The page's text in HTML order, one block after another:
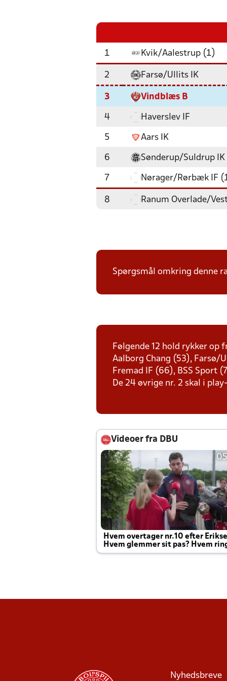
1 Kvik/Aalestrup (1)
2 Farsø/Ullits IK
3 Vindblæs B
4 Haverslev IF
5 Aars IK
6 Sønderup/Suldrup IK
7 Nørager/Rørbæk IF
8 Ranum Overlade/
Spørgsmål omkring denne
Følgende 12 hold rykker op
Aalborg Chang (53), Farsø/
Fremad IF (66), BSS Sport
De 24 øvrige nr. 2 skal i
Videoer fra DBU
Hvem overtager nr.10 efter
Hvem glemmer sit pas? Hvem
Joachim altid til efter kampe?
Nyhedsbreve